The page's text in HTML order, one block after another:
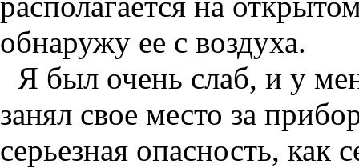
обнаружу ее с воздуха.
Я был очень слаб, и у
занял свое место за
серьезная опасность, как